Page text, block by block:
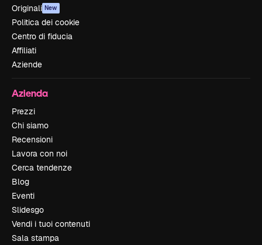
Originali New
Politica dei cookie
Centro di fiducia
Affiliati
Aziende
Azienda
Prezzi
Chi siamo
Recensioni
Lavora con noi
Cerca tendenze
Blog
Eventi
Slidesgo
Vendi i tuoi contenuti
Sala stampa